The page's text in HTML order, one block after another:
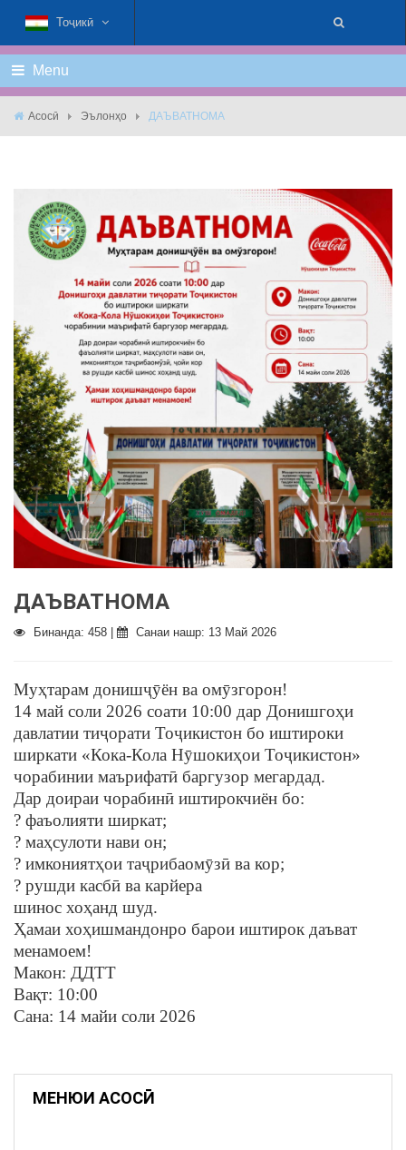
Тоҷикӣ
Menu
Асосӣ Эълонҳо ДАЪВАТНОМА
ДАЪВАТНОМА
Бинанда: 458 | Санаи нашр: 13 Май 2026
Муҳтарам донишҷӯён ва омӯзгорон!
14 май соли 2026 соати 10:00 дар Донишгоҳи
давлатии тиҷорати Тоҷикистон бо иштироки
ширкати «Кока-Кола Нӯшокиҳои Тоҷикистон»
чорабинии маърифатӣ баргузор мегардад.
Дар доираи чорабинӣ иштирокчиён бо:
? фаъолияти ширкат;
? маҳсулоти нави он;
? имкониятҳои таҷрибаомӯзӣ ва кор;
? рушди касбӣ ва карйера
шинос хоҳанд шуд.
Ҳамаи хоҳишмандонро барои иштирок даъват
менамоем!
Макон: ДДТТ
Вақт: 10:00
Сана: 14 майи соли 2026
МЕНЮИ АСОСӢ